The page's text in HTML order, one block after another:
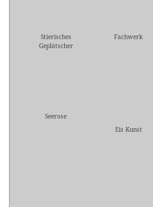
Stierisches
Geplätscher
Fachwerk
Seerose
Eis Kunst